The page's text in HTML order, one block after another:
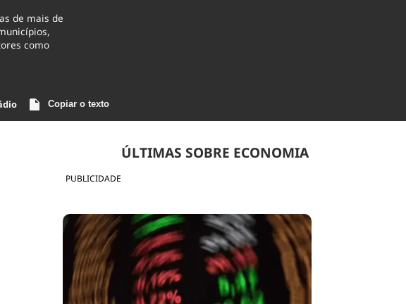
de mais de
como
Copiar o texto
PUBLICIDADE
ÚLTIMAS SOBRE ECONOMIA